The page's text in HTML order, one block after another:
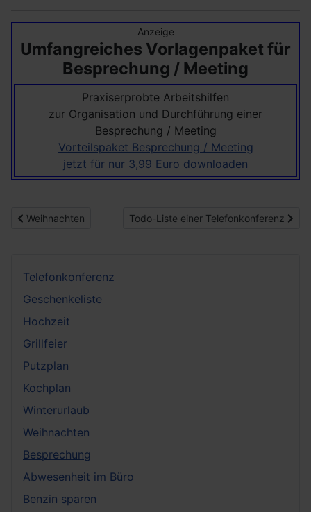
Anzeige
Umfangreiches Vorlagenpaket für
Besprechung / Meeting
Praxiserprobte Arbeitshilfen
zur Organisation und Durchführung einer
Besprechung / Meeting
Vorteilspaket Besprechung / Meeting
jetzt für nur 3,99 Euro downloaden
Vorheriger Beitrag: Weihnachten
Weihnachten Nächster Beitrag: Todo-Liste einer
Todo-Liste einer Telefonkonferenz
Telefonkonferenz
Geschenkeliste
Hochzeit
Grillfeier
Putzplan
Kochplan
Winterurlaub
Weihnachten
Besprechung
Abwesenheit im Büro
Benzin sparen